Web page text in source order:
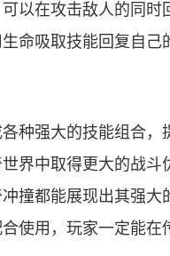
以在攻击敌人的同时
命吸取技能回复自己
种强大的技能组合
界中取得更大的战
撞都能展现出其强
使用，玩家一定能在